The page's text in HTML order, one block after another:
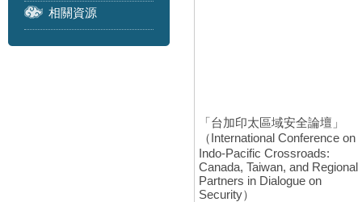
相關資源
「台加印太區域安全論壇」
（International Conference on
Indo-Pacific Crossroads:
Canada, Taiwan, and Regional
Partners in Dialogue on
Security）